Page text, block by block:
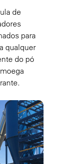
de
para
qualquer
do pó